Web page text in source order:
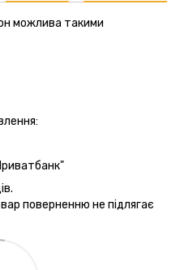
можлива такими
поверненню не підлягає